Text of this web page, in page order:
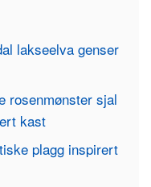
lakseelva genser
rosenmønster sjal
kast
plagg inspirert